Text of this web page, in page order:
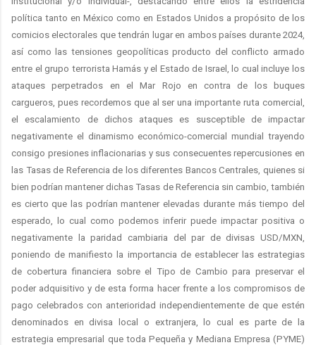
política tanto en México como en Estados Unidos a propósito de los
comicios electorales que tendrán lugar en ambos países durante 2024,
así como las tensiones geopolíticas producto del conflicto armado
entre el grupo terrorista Hamás y el Estado de Israel, lo cual incluye los
ataques perpetrados en el Mar Rojo en contra de los buques
cargueros, pues recordemos que al ser una importante ruta comercial,
el escalamiento de dichos ataques es susceptible de impactar
negativamente el dinamismo económico-comercial mundial trayendo
consigo presiones inflacionarias y sus consecuentes repercusiones en
las Tasas de Referencia de los diferentes Bancos Centrales, quienes si
bien podrían mantener dichas Tasas de Referencia sin cambio, también
es cierto que las podrían mantener elevadas durante más tiempo del
esperado, lo cual como podemos inferir puede impactar positiva o
negativamente la paridad cambiaria del par de divisas USD/MXN,
poniendo de manifiesto la importancia de establecer las estrategias
de cobertura financiera sobre el Tipo de Cambio para preservar el
poder adquisitivo y de esta forma hacer frente a los compromisos de
pago celebrados con anterioridad independientemente de que estén
denominados en divisa local o extranjera, lo cual es parte de la
estrategia empresarial que toda Pequeña y Mediana Empresa (PYME)